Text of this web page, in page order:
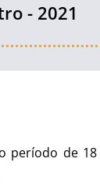
- 2021
período de